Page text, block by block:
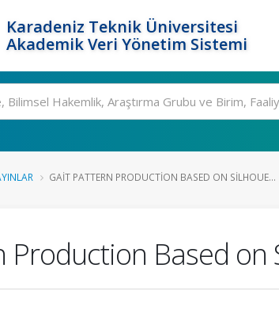
Karadeniz Teknik Üniversitesi
Akademik Veri Yönetim Sistemi
GAIT PATTERN PRODUCTION BASED ON SILHOUE...
Production Based